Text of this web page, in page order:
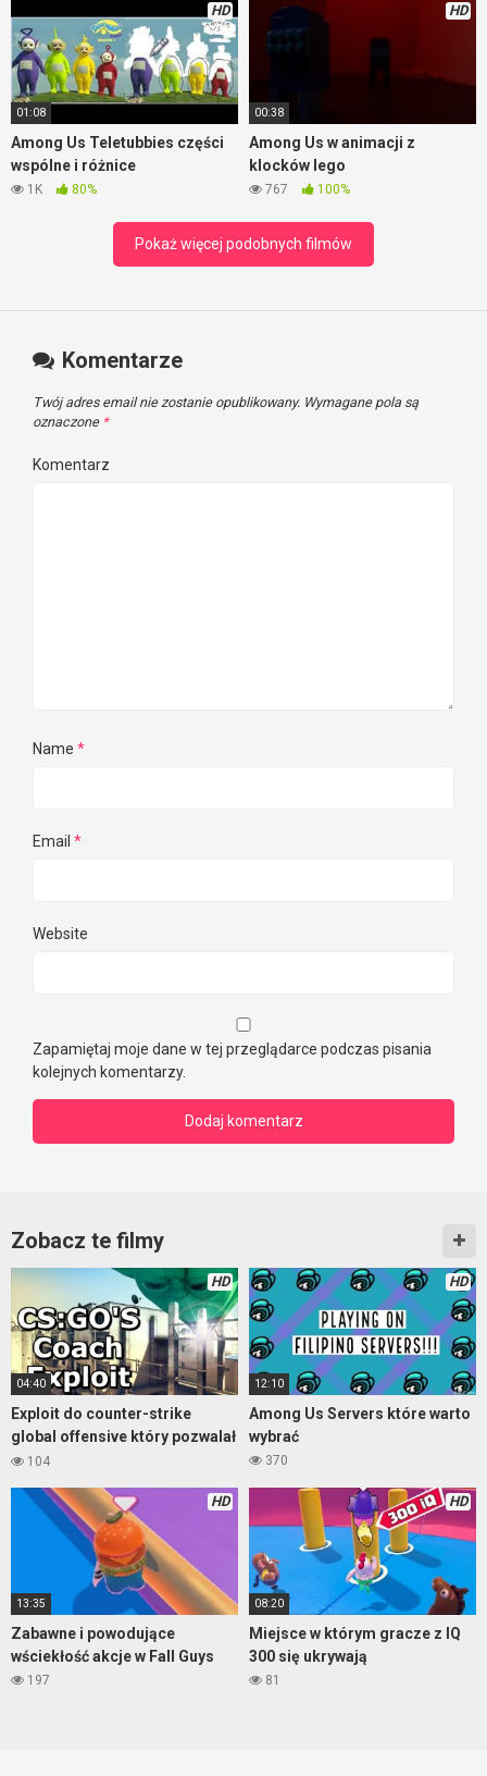
HD
01:08
Among Us Teletubbies części
wspólne i różnice
1K 80%
HD
00:38
Among Us w animacji z
klocków lego
767 100%
Pokaż więcej podobnych filmów
Komentarze
Twój adres email nie zostanie opublikowany. Wymagane pola są
oznaczone *
Komentarz
Name *
Email *
Website
Zapamiętaj moje dane w tej przeglądarce podczas pisania
kolejnych komentarzy.
Zobacz te filmy
HD
04:40
Exploit do counter-strike
global offensive który pozwalał
na…104
HD
12:10
Among Us Servers które warto
wybrać
370
HD
13:35
Zabawne i powodujące
wściekłość akcje w Fall Guys
197
HD
08:20
Miejsce w którym gracze z IQ
300 się ukrywają
81